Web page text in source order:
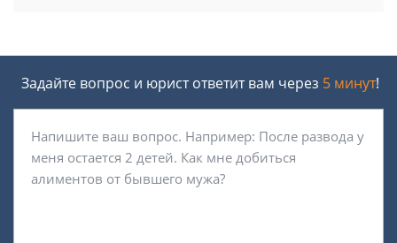
Задайте вопрос и юрист ответит вам через 5 минут!